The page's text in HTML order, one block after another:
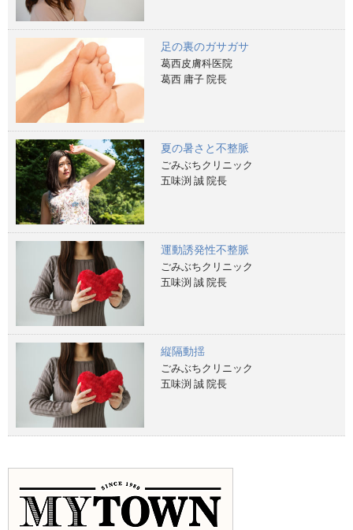
足の裏のガサガサ
葛西皮膚科医院
葛西 庸子 院長
夏の暑さと不整脈
ごみぶちクリニック
五味渕 誠 院長
運動誘発性不整脈
ごみぶちクリニック
五味渕 誠 院長
縦隔動揺
ごみぶちクリニック
五味渕 誠 院長